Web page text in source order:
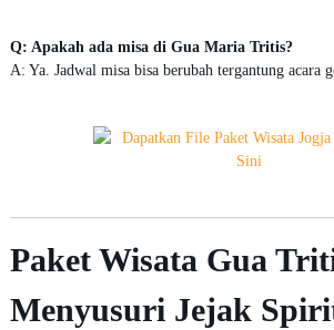
Q: Apakah ada misa di Gua Maria Tritis?
A: Ya. Jadwal misa bisa berubah tergantung acara
Paket Wisata Gua
Menyusuri Jejak